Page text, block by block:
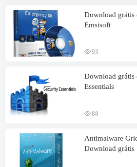
Download grátis
Emsisoft
93
Download
Essentials
88
Antimalware
Download grátis